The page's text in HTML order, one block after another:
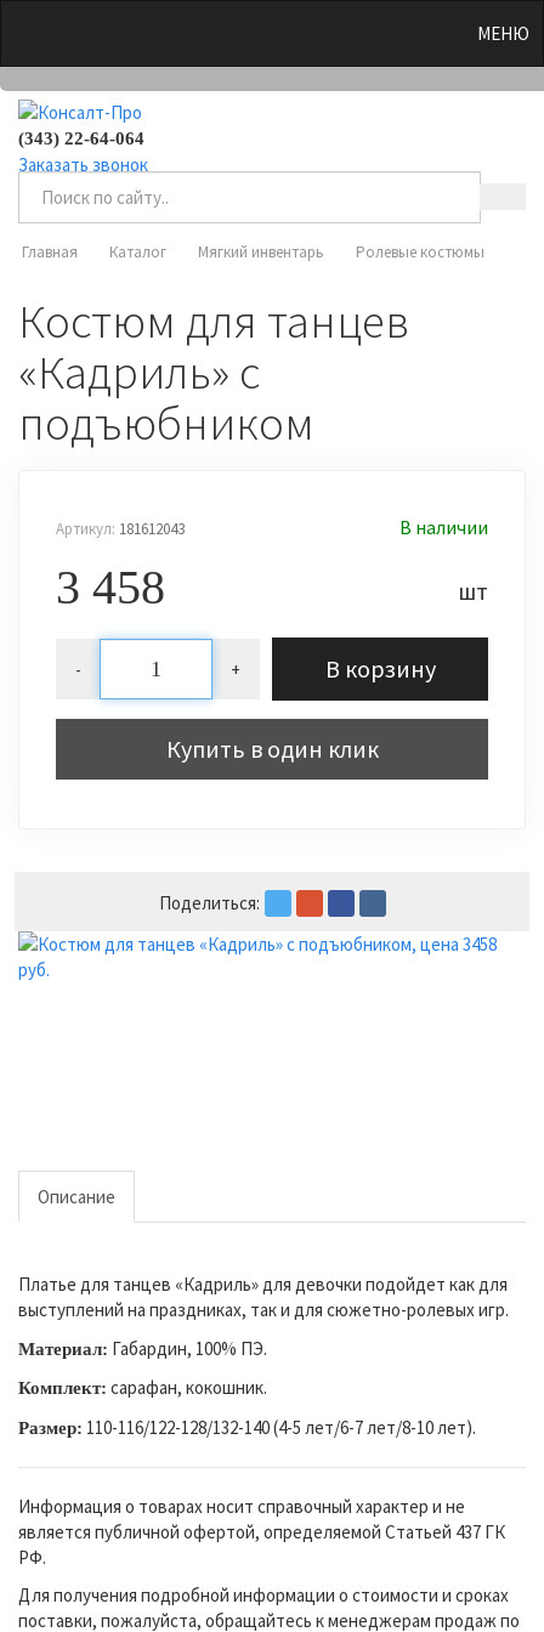
МЕНЮ
(343) 22-64-064
Заказать звонок
Главная Каталог Мягкий инвентарь Ролевые костюмы
Костюм для танцев
«Кадриль» с
подъюбником
Артикул: 181612043 В наличии
3 458 шт
- + В корзину
Купить в один клик
Поделиться:
Описание
Платье для танцев «Кадриль» для девочки подойдет как для
выступлений на праздниках, так и для сюжетно-ролевых игр.
Материал: Габардин, 100% ПЭ.
Комплект: сарафан, кокошник.
Размер: 110-116/122-128/132-140 (4-5 лет/6-7 лет/8-10 лет).
Информация о товарах носит справочный характер и не
является публичной офертой, определяемой Статьей 437 ГК
РФ.
Для получения подробной информации о стоимости и сроках
поставки, пожалуйста, обращайтесь к менеджерам продаж по